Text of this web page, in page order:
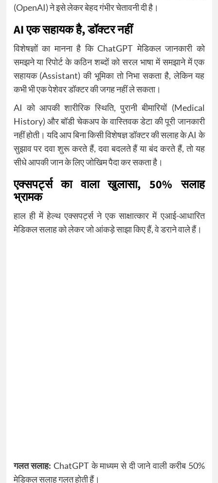
(OpenAI) ने इसे लेकर बेहद गंभीर चेतावनी दी है।
AI एक सहायक है, डॉक्टर नहीं
विशेषज्ञों का मानना है कि ChatGPT मेडिकल जानकारी को
समझने या रिपोर्ट के कठिन शब्दों को सरल भाषा में समझाने में एक
सहायक (Assistant) की भूमिका तो निभा सकता है, लेकिन यह
कभी भी एक पेशेवर डॉक्टर की जगह नहीं ले सकता।
AI को आपकी शारीरिक स्थिति, पुरानी बीमारियों (Medical
History) और बॉडी चेकअप के वास्तिवक डेटा की पूरी जानकारी
नहीं होती। यदि आप बिना किसी विशेषज्ञ डॉक्टर की सलाह के AI के
सुझाव पर दवा शुरू करते हैं, दवा बदलते हैं या बंद करते हैं, तो यह
सीधे आपकी जान के लिए जोखिम पैदा कर सकता है।
एक्सपर्ट्स का वाला खुलासा, 50% सलाह
भ्रामक
हाल ही में हेल्थ एक्सपर्ट्स ने एक साक्षात्कार में एआई-आधारित
मेडिकल सलाह को लेकर जो आंकड़े साझा किए हैं, वे डराने वाले हैं।
गलत सलाह: ChatGPT के माध्यम से दी जाने वाली करीब 50%
मेडिकल सलाह गलत होती हैं।